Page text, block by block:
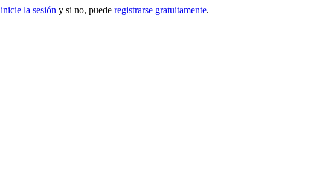
inicie la sesión y si no, puede registrarse gratuitamente.